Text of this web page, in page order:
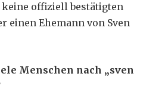
offiziell bestätigten
einen Ehemann von Sven
Menschen nach „sven